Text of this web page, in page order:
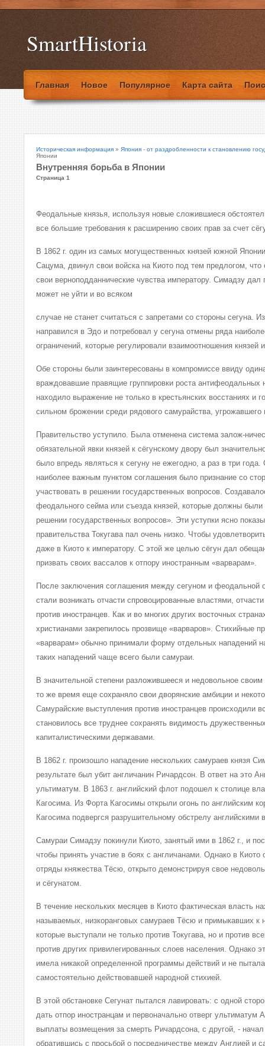
SmartHistoria
Главная Новое Популярное Карта сайта
Историческая информация » Япония - от раздробленности к становлению
Японии
Внутренняя борьба в Японии
Страница 1
Феодальные князья, используя новые сложившиеся
все большие требования к расширению своих прав за счет
В 1862 г. один из самых могущественных князей южной
Сацума, двинул свои войска на Киото под тем предлогом, что
свои верноподданнические чувства императору. Симадзу дал
может не уйти и во всяком
случае не станет считаться с запретами со стороны сегуна.
направился в Эдо и потребовал у сегуна отмены ряда
ограничений, которые регулировали взаимоотношения князей
Обе стороны были заинтересованы в компромиссе ввиду
враждовавшие правящие группировки роста антифеодальных
находило выражение не только в крестьянских восстаниях и
сильном брожении среди рядового самурайства, угрожавшего
Правительство уступило. Была отменена система залож-
обязательной явки князей к сёгунскому двору был
было впредь являться к сегуну не ежегодно, а раз в три года.
наиболее важным пунктом соглашения было признание со
участвовать в решении государственных вопросов.
феодального сейма или съезда князей, которые должны были
решении государственных вопросов». Эти уступки ясно
правительства Токугава пал очень низко. Чтобы
даже в Киото к императору. С этой же целью сёгун дал
призвать своих вассалов к отпору иностранным «варварам».
После заключения соглашения между сегуном и феодальной
стали возникать отчасти спровоцированные властями,
против иностранцев. Как и во многих других восточных
христианами закрепилось прозвище «варваров». Стихийные
«варварам» обычно принимали форму отдельных нападений
таких нападений чаще всего были самураи.
В значительной степени разложившееся и недовольное
то же время еще сохраняло свои дворянские амбиции и
Самурайские выступления против иностранцев происходили
становилось все труднее сохранять видимость
капиталистическими державами.
В 1862 г. произошло нападение нескольких самураев князя
результате был убит англичанин Ричардсон. В ответ на это
ультиматум. В 1863 г. английский флот подошел к столице
Кагосима. Из Форта Кагосимы открыли огонь по английским
Кагосима подвергся разрушительному обстрелу английскими
Самураи Симадзу покинули Киото, занятый ими в 1862 г., и
чтобы принять участие в боях с англичанами. Однако в Киото
отряды княжества Тёсю, открыто демонстрируя свое
и сёгунатом.
В течение нескольких месяцев в Киото фактическая власть
называемых, низкоранговых самураев Тёсю и примыкавших к
которые выступали не только против Токугава, но и против
против других привилегированных слоев населения. Однако
имела никакой определенной программы действий и не
самостоятельно действовавшей народной стихией.
В этой обстановке Сегунат пытался лавировать: с одной
дать отпор иностранцам и первоначально отверг ультиматум
выплаты возмещения за смерть Ричардсона, с другой, -
обратившись с просьбой о посредничестве между Англией и